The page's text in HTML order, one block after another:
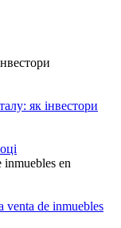
як інвестори
venta de inmuebles